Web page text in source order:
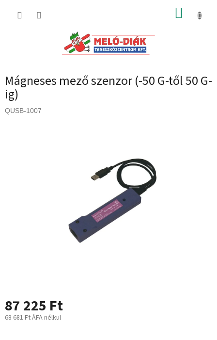
KOSÁR
Mágneses mező szenzor (-50 G-től 50 G-
ig)
QUSB-1007
87 225 Ft
68 681 Ft ÁFA nélkül